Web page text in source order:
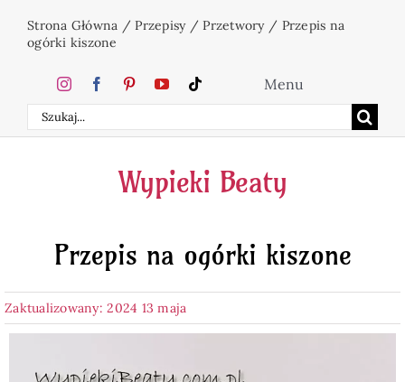
zawartości
Strona Główna /Przepisy/Przetwory/ Przepis na
ogórki kiszone
Szukaj
Menu
Home
Ciasta
Desery
Wypieki Beaty
Przepis na ogórki kiszone
Zaktualizowany: 2024 13 maja